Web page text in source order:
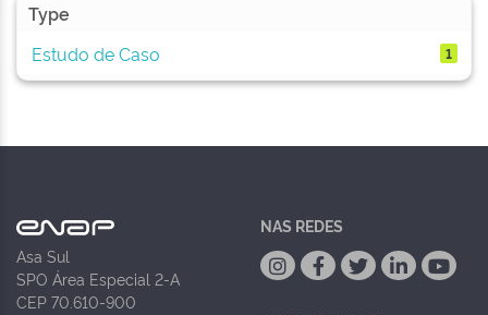
Type
Estudo de Caso
1
Asa Sul
SPO Área Especial 2-A
CEP 70.610-900
NAS REDES